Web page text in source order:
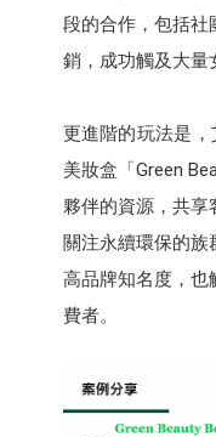
段的合作，包括社
銷，成功觸及大量
更進階的玩法是
美妝盒「Green
夥伴的資源，共享
關注永續環保的族
高品牌知名度，也
費者。